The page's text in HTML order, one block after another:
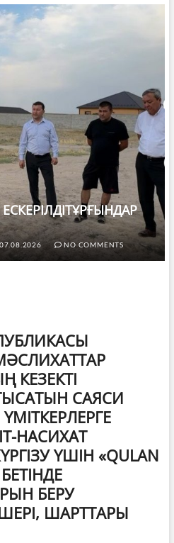
NO COMMENTS
КЕЗЕКТІ
САЯСИ
НАСИХАТ
ҮШІН «QULAN
БЕРУ
ШАРТТАРЫ